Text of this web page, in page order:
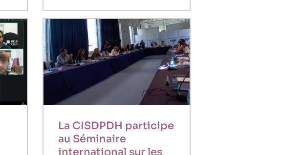
La CISDPDH participe
au Séminaire
international sur les